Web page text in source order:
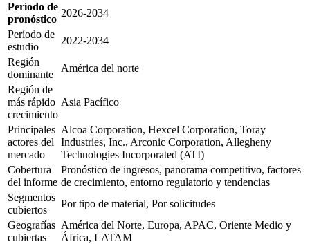
Período de
pronóstico
2026-2034
Período de
estudio
2022-2034
Región
dominante
América del norte
Región de
más rápido
crecimiento
Asia Pacífico
Principales
actores del
mercado
Alcoa Corporation, Hexcel Corporation, Toray
Industries, Inc., Arconic Corporation, Allegheny
Technologies Incorporated (ATI)
Cobertura
del informe
Pronóstico de ingresos, panorama competitivo, factores
de crecimiento, entorno regulatorio y tendencias
Segmentos
cubiertos
Por tipo de material, Por solicitudes
Geografías
cubiertas
América del Norte, Europa, APAC, Oriente Medio y
África, LATAM